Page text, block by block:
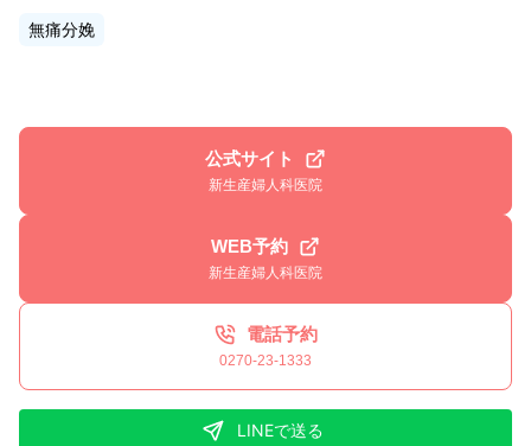
無痛分娩
公式サイト
新生産婦人科医院
WEB予約
新生産婦人科医院
電話予約
0270-23-1333
LINEで送る